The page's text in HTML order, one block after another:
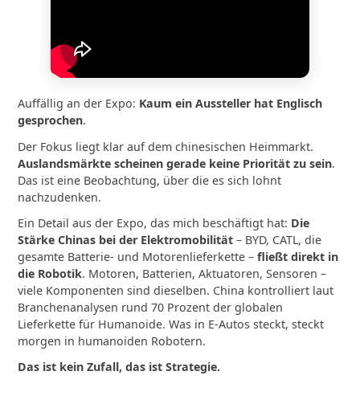
Auffällig an der Expo: Kaum ein Aussteller hat Englisch
gesprochen.
Der Fokus liegt klar auf dem chinesischen Heimmarkt.
Auslandsmärkte scheinen gerade keine Priorität zu sein.
Das ist eine Beobachtung, über die es sich lohnt
nachzudenken.
Ein Detail aus der Expo, das mich beschäftigt hat: Die
Stärke Chinas bei der Elektromobilität – BYD, CATL, die
gesamte Batterie- und Motorenlieferkette –fließt direkt in
die Robotik. Motoren, Batterien, Aktuatoren, Sensoren –
viele Komponenten sind dieselben. China kontrolliert laut
Branchenanalysen rund 70 Prozent der globalen
Lieferkette für Humanoide. Was in E-Autos steckt, steckt
morgen in humanoiden Robotern.
Das ist kein Zufall, das ist Strategie.